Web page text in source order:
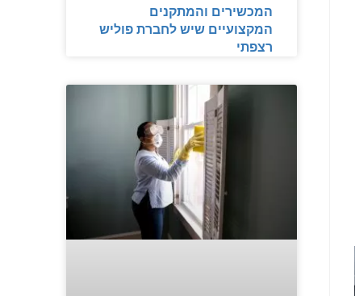
המכשירים והמתקנים
המקצועיים שיש לחברת פוליש
רצפתי